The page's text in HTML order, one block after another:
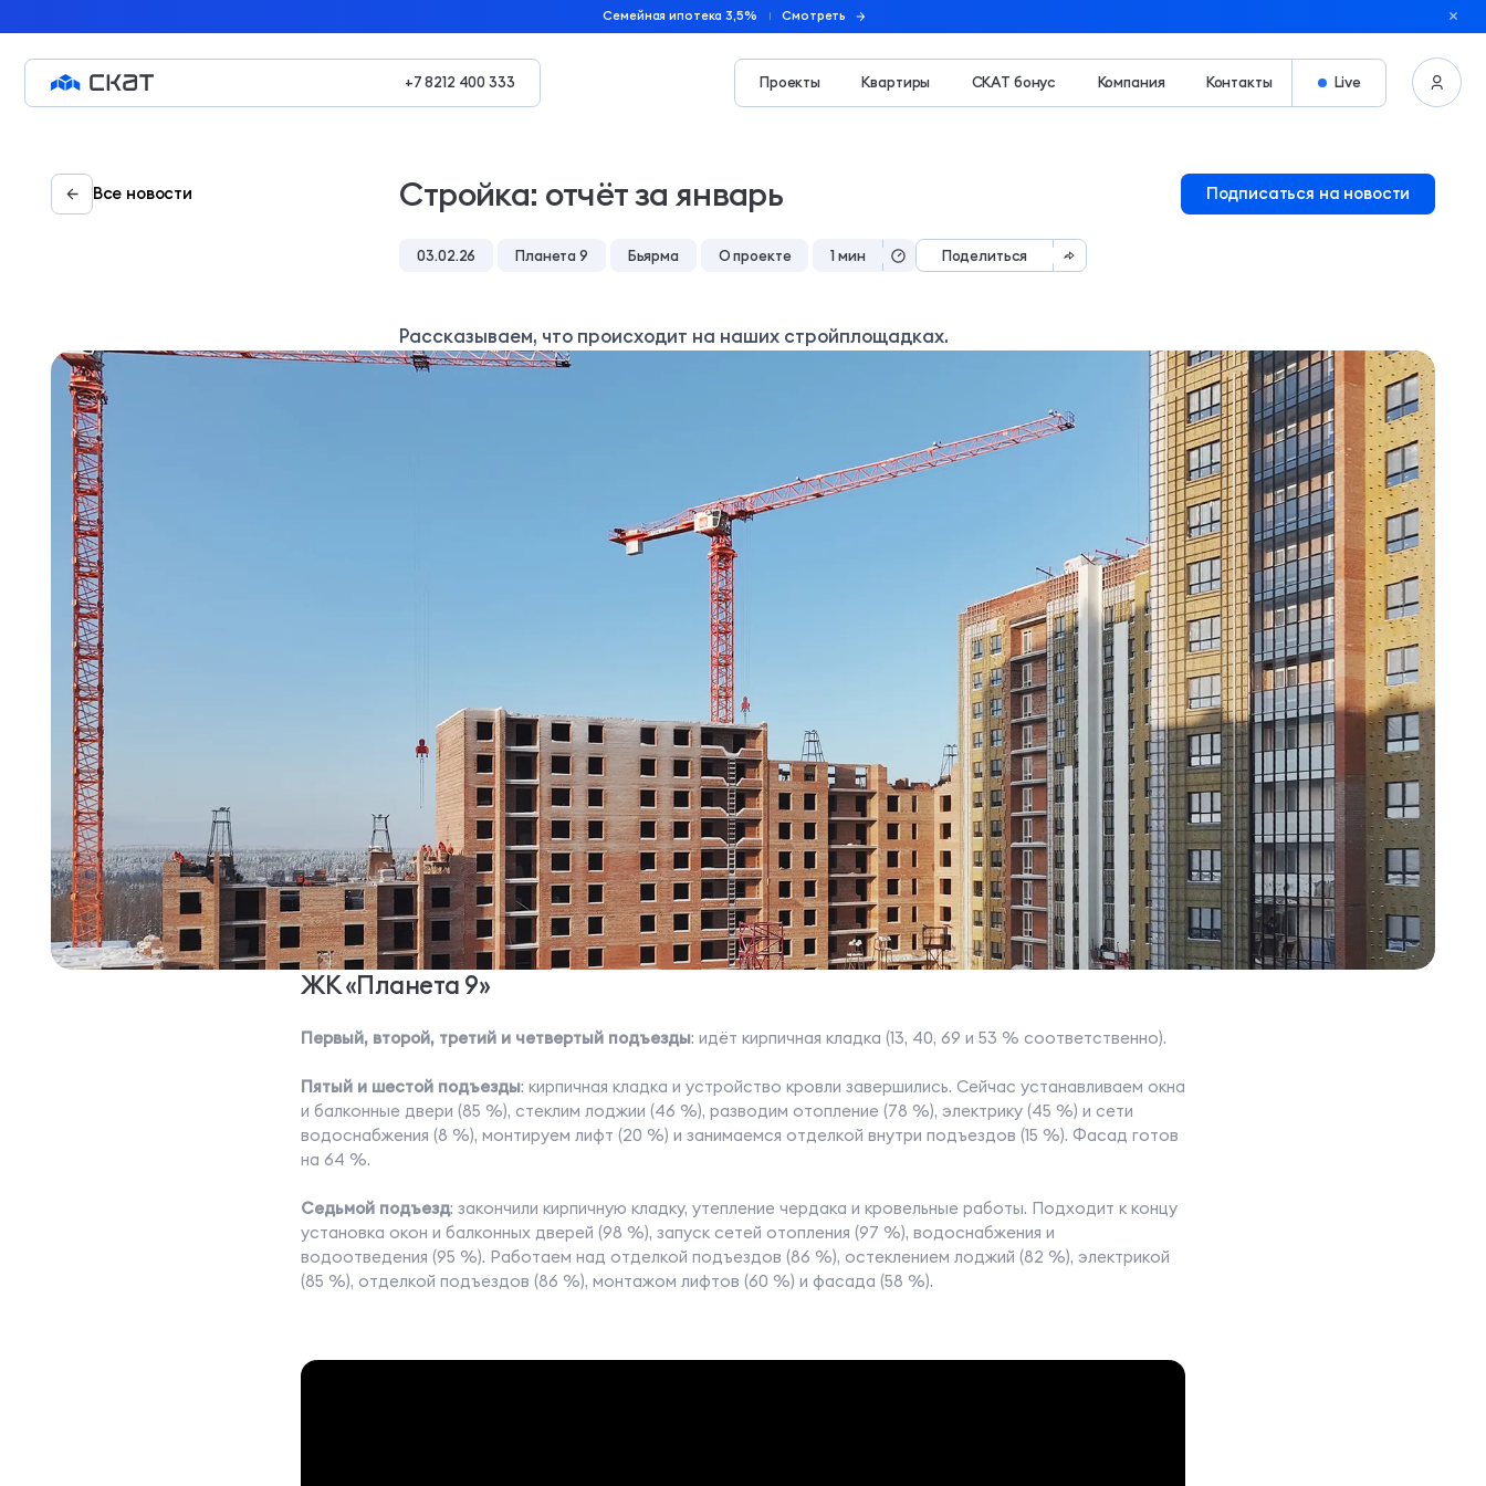
Семейная ипотека 3,5% Смотреть
+7 8212 400 333 Проекты Квартиры СКАТ бонус Компания Контакты Live
Все новости Стройка: отчёт за январь
03.02.26 Планета 9 Бьярма О проекте 1 мин Поделиться
Рассказываем, что происходит на наших стройплощадках.
Подписаться на новости
ЖК «Планета 9»
Первый, второй, третий и четвертый подъезды: идёт кирпичная кладка (13, 40, 69 и 53 % соответственно).
Пятый и шестой подъезды: кирпичная кладка и устройство кровли завершились. Сейчас устанавливаем окна
и балконные двери (85 %), стеклим лоджии (46 %), разводим отопление (78 %), электрику (45 %) и сети
водоснабжения (8 %), монтируем лифт (20 %) и занимаемся отделкой внутри подъездов (15 %). Фасад готов
на 64 %.
Седьмой подъезд: закончили кирпичную кладку, утепление чердака и кровельные работы. Подходит к концу
установка окон и балконных дверей (98 %), запуск сетей отопления (97 %), водоснабжения и
водоотведения (95 %). Работаем над отделкой подъездов (86 %), остеклением лоджий (82 %), электрикой
(85 %), отделкой подъездов (86 %), монтажом лифтов (60 %) и фасада (58 %).